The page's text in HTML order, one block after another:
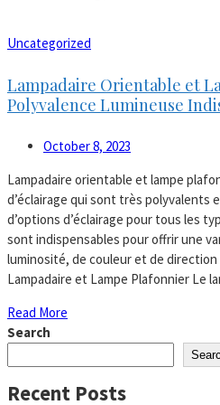
Uncategorized
Lampadaire Orientable et
Polyvalence Lumineuse
October 8, 2023
Lampadaire orientable et lampe
d’éclairage qui sont très polyvalents
d’options d’éclairage pour tous les
sont indispensables pour offrir une
luminosité, de couleur et de direction
Lampadaire et Lampe Plafonnier Le
Read More
Search
Recent Posts